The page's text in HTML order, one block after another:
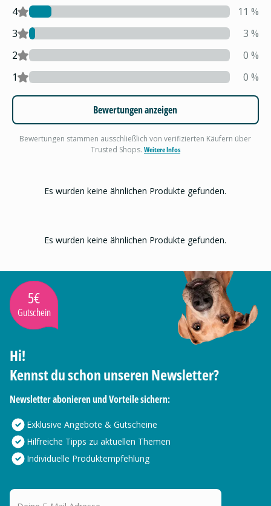
4 11 %
3
3 %
2
0 %
1
0 %
Bewertungen anzeigen
Bewertungen stammen ausschließlich von verifizierten Käufern über
Trusted Shops. Weitere Infos
Es wurden keine ähnlichen Produkte gefunden.
Es wurden keine ähnlichen Produkte gefunden.
5€
Gutschein
Hi!
Kennst du schon unseren Newsletter?
Newsletter abonieren und Vorteile sichern:
Exklusive Angebote & Gutscheine
Hilfreiche Tipps zu aktuellen Themen
Individuelle Produktempfehlung
Deine E-Mail Adresse